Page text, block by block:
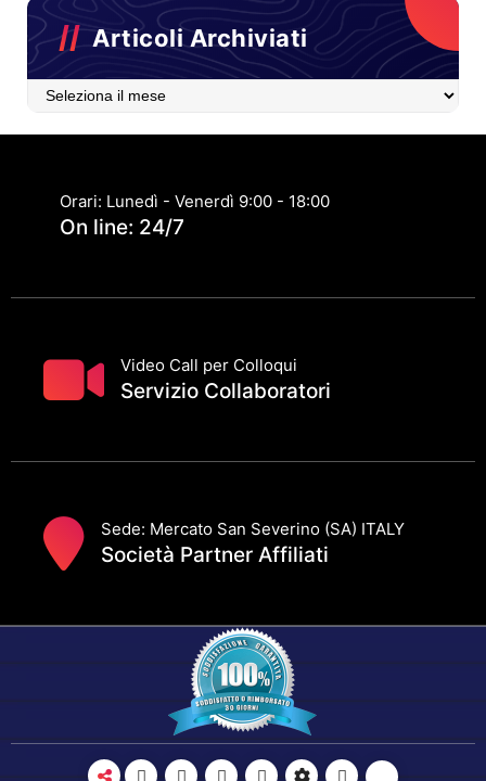
Articoli Archiviati
Articoli
Orari: Lunedì - Venerdì 9:00 - 18:00
On line: 24/7
Video Call per Colloqui
Servizio Collaboratori
Sede: Mercato San Severino (SA) ITALY
Società Partner Affiliati